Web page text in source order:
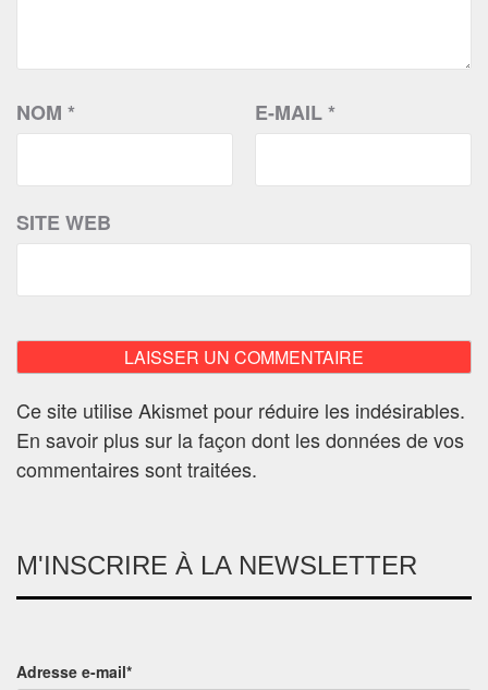
NOM * E-MAIL*
SITE WEB
Ce site utilise Akismet pour réduire les indésirables.
En savoir plus sur la façon dont les données de vos
commentaires sont traitées.
M'INSCRIRE À LA NEWSLETTER
Adresse e-mail*